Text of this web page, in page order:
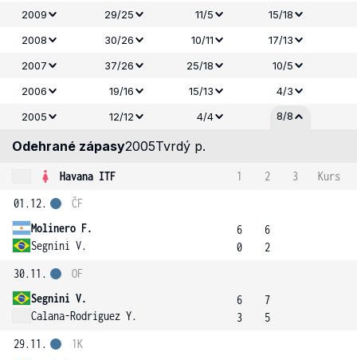
2009
29/25 11/5
15/18
2008
30/26 10/11
17/13
2007
37/26 25/18 10/5
2006
19/16 15/13
4/3
2005
12/12 4/4 8/8
Odehrané zápasy2005Tvrdý p.
Havana ITF 1 2 3
Kurs
01.12.
Molinero F.
Segnini V.
ČF
6
0
6
2
30.11.
Segnini V.
Calana-Rodriguez Y.
OF
6
3
7
5
29.11.
1K